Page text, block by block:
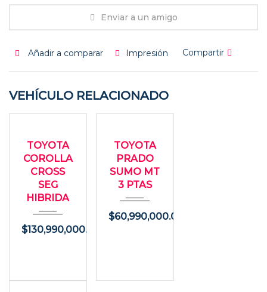
Enviar a un amigo
Añadir a comparar Impresión Compartir
VEHÍCULO RELACIONADO
49000
TOYOTA
COROLLA
CROSS
SEG
HIBRIDA
$130,990,000.00
TOYOTA
PRADO
SUMO MT
3 PTAS
$60,990,000.00